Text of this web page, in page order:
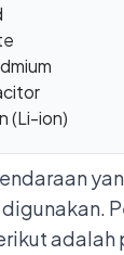
(Li-ion)